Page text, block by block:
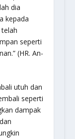
dia
kepada
seperti
” (HR. An-
utuh dan
seperti
dampak